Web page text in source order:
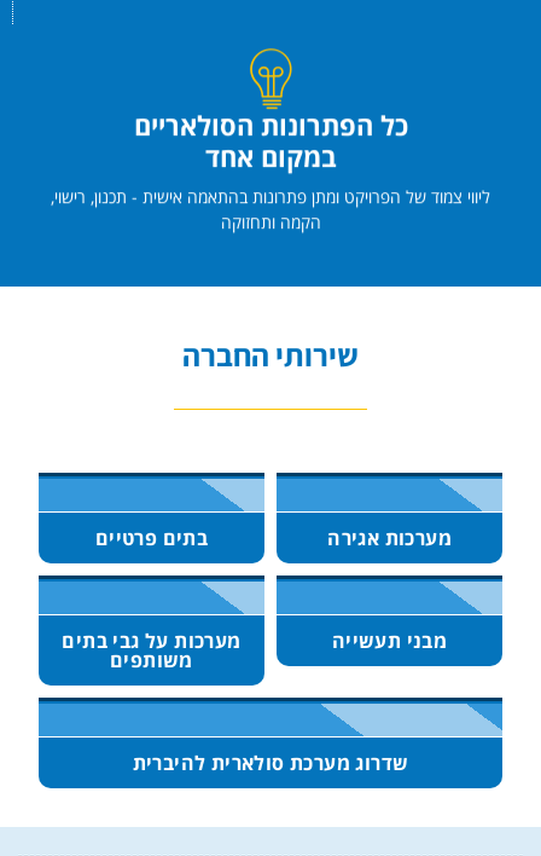
כל הפתרונות הסולאריים
במקום אחד
ליווי צמוד של הפרויקט ומתן פתרונות בהתאמה אישית - תכנון, רישוי,
הקמה ותחזוקה
שירותי החברה
מערכות אגירה בתים פרטיים
מבני תעשייה מערכות על גבי בתים
משותפים
שדרוג מערכת סולארית להיברית